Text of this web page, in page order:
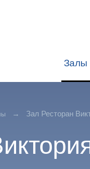
Залы
Зал Ресторан